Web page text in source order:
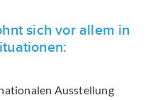
sich vor allem in
Ausstellung